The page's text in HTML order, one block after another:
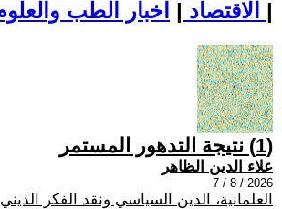
الاقتصاد | |
(1) نتيجة التدهور المستمر
علاء الدين الظاهر
2026 / 8 / 7
العلمانية، الدين السياسي ونقد الفكر الديني